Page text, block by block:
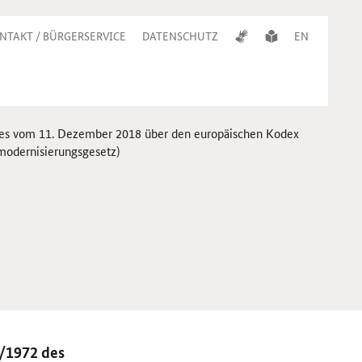
/ BÜRGERSERVICE DATENSCHUTZ EN
vom 11. Dezember 2018 über den europäischen Kodex
des